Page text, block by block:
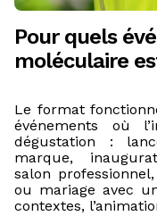
Pour quels
moléculaire
Le format
événements où
dégustation :
marque,
salon
ou mariage avec
contextes,